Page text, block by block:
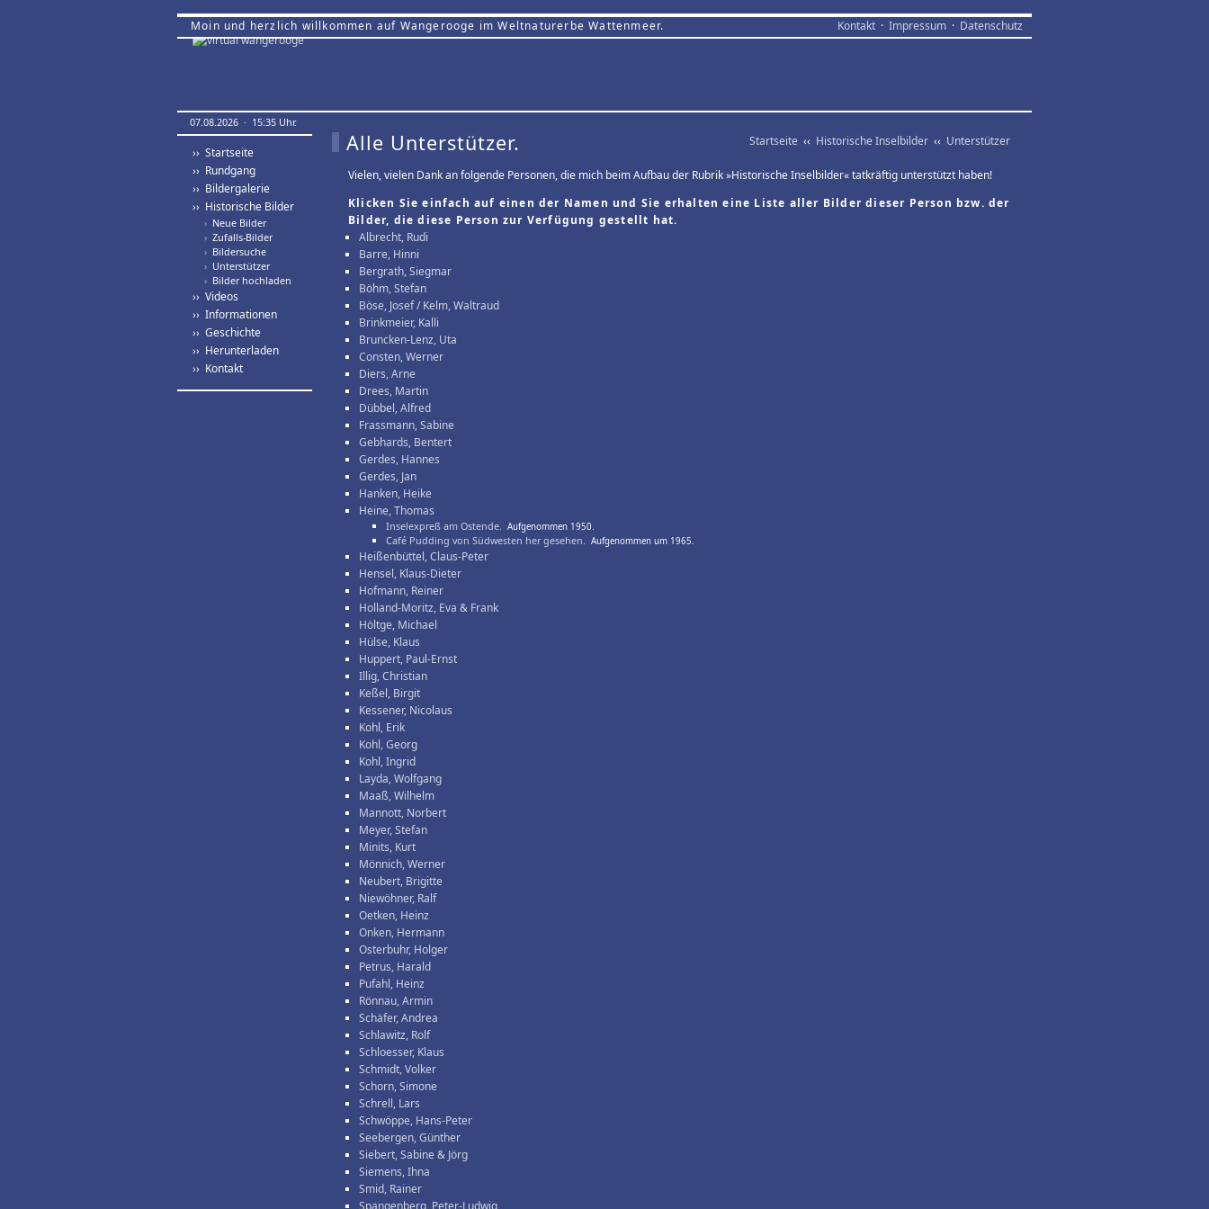
Moin und herzlich willkommen auf Wangerooge im Weltnaturerbe Wattenmeer. Kontakt · Impressum · Datenschutz
07.08.2026 · 15:35 Uhr.
›› Startseite
›› Rundgang
›› Bildergalerie
›› Historische Bilder
› Neue Bilder
› Zufalls-Bilder
› Bildersuche
› Unterstützer
› Bilder hochladen
›› Videos
›› Informationen
›› Geschichte
›› Herunterladen
›› Kontakt
Startseite ‹‹ Historische Inselbilder ‹‹ Unterstützer
Alle Unterstützer.
Vielen, vielen Dank an folgende Personen, die mich beim Aufbau der Rubrik »Historische Inselbilder« tatkräftig unterstützt haben!
Klicken Sie einfach auf einen der Namen und Sie erhalten eine Liste aller Bilder dieser Person bzw. der
Bilder, die diese Person zur Verfügung gestellt hat.
Albrecht, Rudi
Barre, Hinni
Bergrath, Siegmar
Böhm, Stefan
Böse, Josef / Kelm, Waltraud
Brinkmeier, Kalli
Bruncken-Lenz, Uta
Consten, Werner
Diers, Arne
Drees, Martin
Dübbel, Alfred
Frassmann, Sabine
Gebhards, Bentert
Gerdes, Hannes
Gerdes, Jan
Hanken, Heike
Heine, Thomas
Inselexpreß am Ostende. Aufgenommen 1950.
Café Pudding von Südwesten her gesehen. Aufgenommen um 1965.
Heißenbüttel, Claus-Peter
Hensel, Klaus-Dieter
Hofmann, Reiner
Holland-Moritz, Eva & Frank
Höltge, Michael
Hülse, Klaus
Huppert, Paul-Ernst
Illig, Christian
Keßel, Birgit
Kessener, Nicolaus
Kohl, Erik
Kohl, Georg
Kohl, Ingrid
Layda, Wolfgang
Maaß, Wilhelm
Mannott, Norbert
Meyer, Stefan
Minits, Kurt
Mönnich, Werner
Neubert, Brigitte
Niewöhner, Ralf
Oetken, Heinz
Onken, Hermann
Osterbuhr, Holger
Petrus, Harald
Pufahl, Heinz
Rönnau, Armin
Schäfer, Andrea
Schlawitz, Rolf
Schloesser, Klaus
Schmidt, Volker
Schorn, Simone
Schrell, Lars
Schwöppe, Hans-Peter
Seebergen, Günther
Siebert, Sabine & Jörg
Siemens, Ihna
Smid, Rainer
Spangenberg, Peter-Ludwig